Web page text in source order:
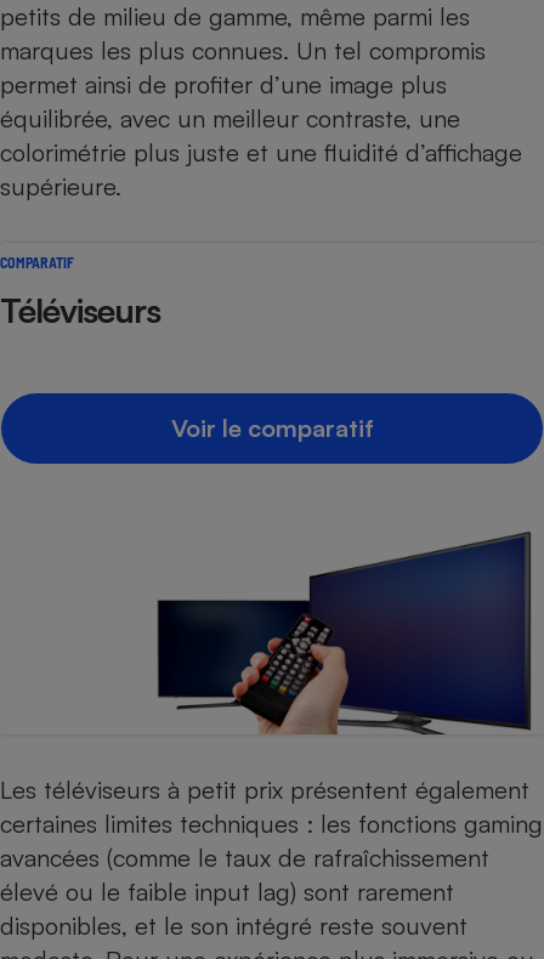
petits de milieu de gamme, même parmi les
marques les plus connues. Un tel compromis
permet ainsi de profiter d’une image plus
équilibrée, avec un meilleur contraste, une
colorimétrie plus juste et une fluidité d’affichage
supérieure.
COMPARATIF
Téléviseurs
Voir le comparatif
Les téléviseurs à petit prix présentent également
certaines limites techniques : les fonctions gaming
avancées (comme le taux de rafraîchissement
élevé ou le faible input lag) sont rarement
disponibles, et le son intégré reste souvent